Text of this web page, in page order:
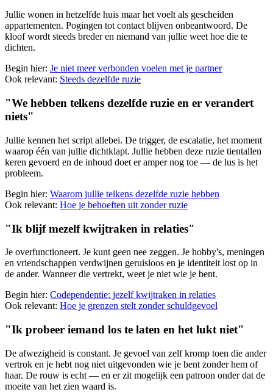
Jullie wonen in hetzelfde huis maar het voelt als gescheiden
appartementen. Pogingen tot contact blijven onbeantwoord. De
kloof wordt steeds breder en niemand van jullie weet hoe die te
dichten.
Begin hier: Je niet meer verbonden voelen met je partner
Ook relevant: Steeds dezelfde ruzie
"We hebben telkens dezelfde ruzie en er verandert
niets"
Jullie kennen het script allebei. De trigger, de escalatie, het moment
waarop één van jullie dichtklapt. Jullie hebben deze ruzie tientallen
keren gevoerd en de inhoud doet er amper nog toe — de lus is het
probleem.
Begin hier: Waarom jullie telkens dezelfde ruzie hebben
Ook relevant: Hoe je behoeften uit zonder ruzie
"Ik blijf mezelf kwijtraken in relaties"
Je overfunctioneert. Je kunt geen nee zeggen. Je hobby's, meningen
en vriendschappen verdwijnen geruisloos en je identiteit lost op in
de ander. Wanneer die vertrekt, weet je niet wie je bent.
Begin hier: Codependentie: jezelf kwijtraken in relaties
Ook relevant: Hoe je grenzen stelt zonder schuldgevoel
"Ik probeer iemand los te laten en het lukt niet"
De afwezigheid is constant. Je gevoel van zelf kromp toen die ander
vertrok en je hebt nog niet uitgevonden wie je bent zonder hem of
haar. De rouw is echt — en er zit mogelijk een patroon onder dat de
moeite van het zien waard is.